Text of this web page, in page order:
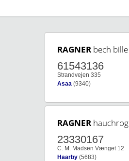
RAGNER bech bille
61543136
Strandvejen 335
Asaa (9340)
RAGNER hauchrog
23330167
C. M. Madsen Vænget 12
Haarby (5683)